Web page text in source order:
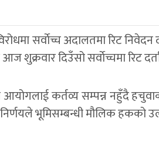
सर्वाेच्च अदालतमा रिट निवेदन
दिउँसो सर्वाेच्चमा रिट
कर्तव्य सम्पन्न नहुँदै
भूमिसम्बन्धी मौलिक हकको